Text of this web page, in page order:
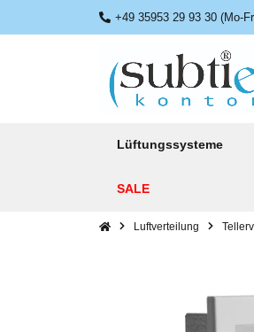
+49 35953 29 93 30 (Mo-
Lüftungssysteme
SALE
Luftverteilung